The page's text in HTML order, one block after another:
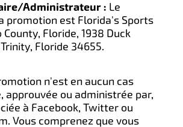
Administrateur : Le
promotion est Florida's Sports
Floride, 1938 Duck
Floride 34655.
n'est en aucun cas
approuvée ou administrée par,
à Facebook, Twitter ou
Vous comprenez que vous